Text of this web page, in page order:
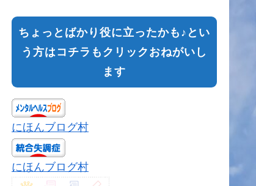
ちょっとばかり役に立ったかも♪とい
う方はコチラもクリックおねがいし
ます
にほんブログ村
にほんブログ村